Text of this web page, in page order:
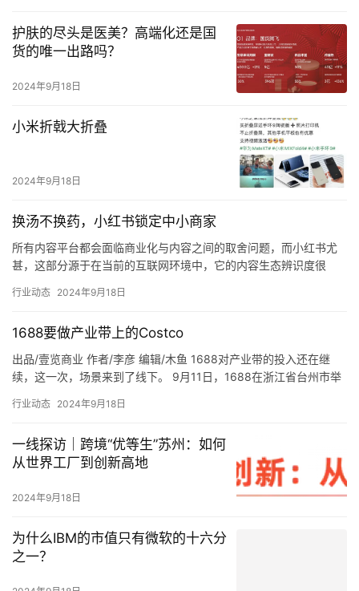
护肤的尽头是医美？高端化还是国
货的唯一出路吗？
2024年9月18日
小米折戟大折叠
2024年9月18日
换汤不换药，小红书锁定中小商家
所有内容平台都会面临商业化与内容之间的取舍问题，而小红书尤
甚，这部分源于在当前的互联网环境中，它的内容生态辨识度很
一种算…
行业动态 2024年9月18日
1688要做产业带上的Costco
出品/壹览商业 作者/李彦 编辑/木鱼 1688对产业带的投入还在继
续，这一次，场景来到了线下。 9月11日，1688在浙江省台州市举
行业动态 2024年9月18日
一线探访｜跨境“优等生”苏州：如何
从世界工厂到创新高地
2024年9月18日
为什么IBM的市值只有微软的十六分
之一？